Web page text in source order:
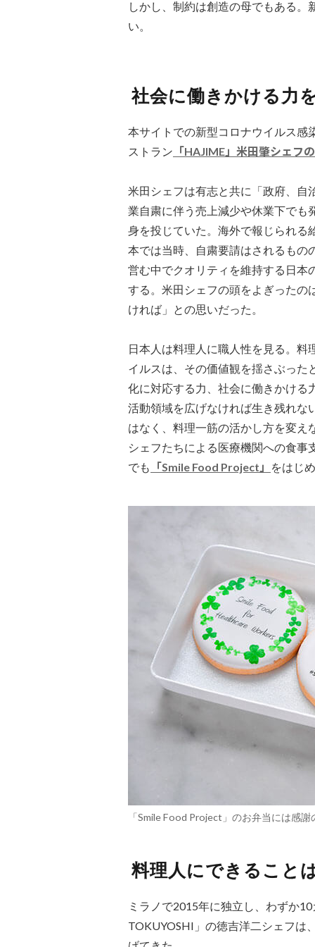
しかし、制約は創造の母でもある
い。
社会に働きかける力
本サイトでの新型コロナウイルス感
ストラン 「HAJIME」米田肇シェフ
米田シェフは有志と共に「政府、自
業自粛に伴う売上減少や休業下でも
身を投じていた。海外で報じられる
本では当時、自粛要請はされるもの
営む中でクオリティを維持する日本
する。米田シェフの頭をよぎったの
ければ」との思いだった。
日本人は料理人に職人性を見る。
イルスは、その価値観を揺さぶった
化に対応する力、社会に働きかける
活動領域を広げなければ生き残れな
はなく、料理一筋の活かし方を変え
シェフたちによる医療機関への食
でも
「Smile Food Project」 をはじ
「Smile Food Project」のお弁当には感
料理人にできること
ミラノで2015年に独立し、わずか
TOKUYOSHI」の徳吉洋二シェフは